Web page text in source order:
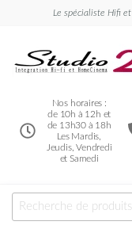
Le spécialiste Hifi
Nos horaires :
de 10h à 12h et
de 13h30 à 18h
Les Mardis,
Jeudis, Vendredi
et Samedi